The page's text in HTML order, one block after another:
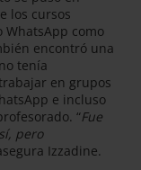
los cursos
como
encontró una
tenía
en grupos
e incluso
“Fue
pero
Izzadine.